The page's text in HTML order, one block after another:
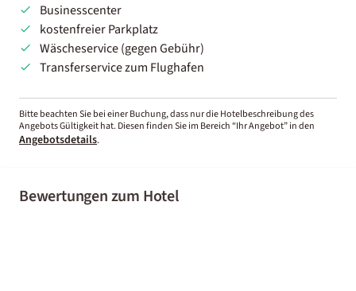
Businesscenter
kostenfreier Parkplatz
Wäscheservice (gegen Gebühr)
Transferservice zum Flughafen
Bitte beachten Sie bei einer Buchung, dass nur die Hotelbeschreibung des
Angebots Gültigkeit hat. Diesen finden Sie im Bereich “Ihr Angebot” in den
Angebotsdetails.
Bewertungen zum Hotel